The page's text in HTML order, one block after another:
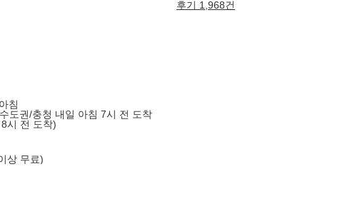
후기 1,968건
침
도권/충청 내일 아침 7시 전 도착
시 전 도착)
상 무료)